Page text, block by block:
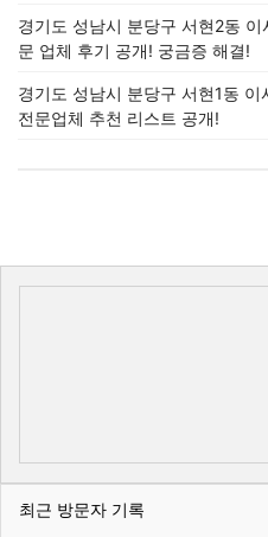
경기도 성남시 분당구 서현2동
문 업체 후기 공개! 궁금증 해결!
경기도 성남시 분당구 서현1동
전문업체 추천 리스트 공개!
최근 방문자 기록